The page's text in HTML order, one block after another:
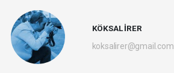
KÖKSAL İRER
koksalirer@gmail.com